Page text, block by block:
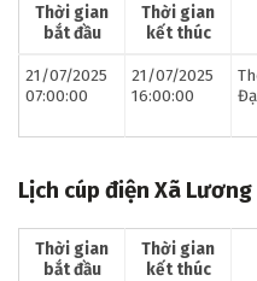
Thời gian
bắt đầu
Thời gian
kết thúc
21/07/2025
07:00:00
21/07/2025
16:00:00
Lịch cúp điện Xã Lương
Thời gian
bắt đầu
Thời gian
kết thúc